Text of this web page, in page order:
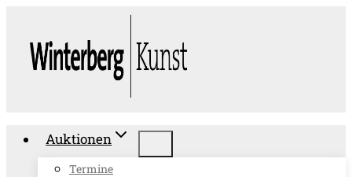
springen
Auktionen
Termine